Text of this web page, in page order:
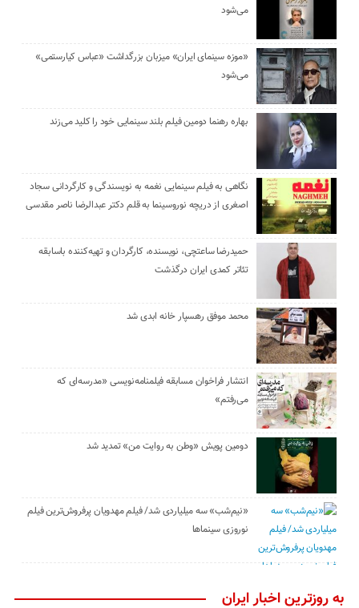
می‌شود
«موزه سینمای ایران» میزبان بزرگداشت «عباس کیارستمی»
می‌شود
بهاره رهنما دومین فیلم بلند سینمایی خود را کلید می‌زند
نگاهی به فیلم سینمایی نغمه به نویسندگی و کارگردانی سجاد
اصغری از دریچه نوروسینما به قلم دکتر عبدالرضا ناصر مقدسی
حمیدرضا ساعتچی، نویسنده، کارگردان و تهیه‌کننده باسابقه
تئاتر کمدی ایران درگذشت
محمد موفق رهسپار خانه ابدی شد
انتشار فراخوان مسابقه فیلمنامه‌نویسی «مدرسه‌ای که
می‌رفتم»
دومین پویش «وطن به روایت من» تمدید شد
«نیم‌شب» سه میلیاردی شد/ فیلم مهدویان پرفروش‌ترین فیلم
نوروزی سینماها
به روزترین اخبار ایران